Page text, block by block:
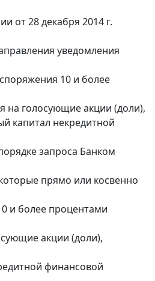
от 28 декабря 2014 г.
уведомления
10 и более
на голосующие акции (доли),
капитал некредитной
запроса Банком
прямо или косвенно
и более процентами
акции (доли),
финансовой